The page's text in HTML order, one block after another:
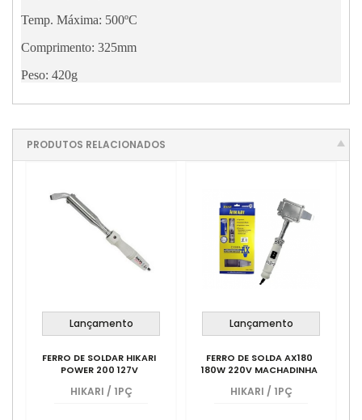
Temp. Máxima: 500ºC
Comprimento: 325mm
Peso: 420g
PRODUTOS RELACIONADOS
Lançamento
FERRO DE SOLDAR HIKARI
POWER 200 127V
HIKARI / 1PÇ
Lançamento
FERRO DE SOLDA AX180
180W 220V MACHADINHA
HIKARI / 1PÇ